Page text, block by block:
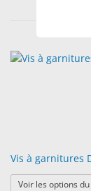
Vis à garnitures
Voir les options